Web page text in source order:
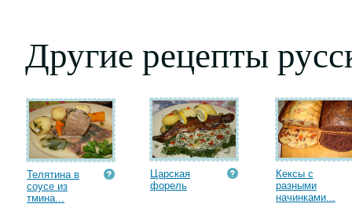
Другие рецепты
Телятина в
соусе из
тмина...
Царская
форель
Кексы с
разными
начинками...